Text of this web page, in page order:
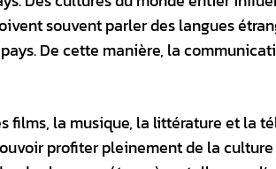
souvent parler des langues
De cette manière, la
films, la musique, la littérature et la
profiter pleinement de la